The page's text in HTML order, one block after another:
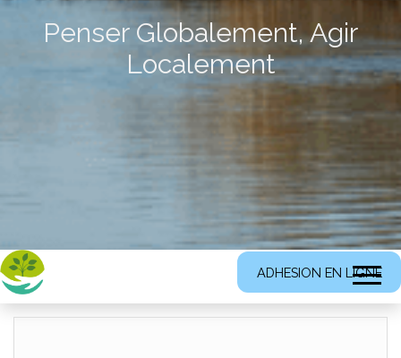
Penser Globalement, Agir
Localement
ADHESION EN LIGNE